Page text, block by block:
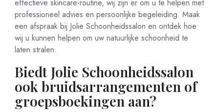
effectieve skincare-routine, wij zijn er om u te helpen met
professioneel advies en persoonlijke begeleiding. Maak
een afspraak bij Jolie Schoonheidssalon en ontdek hoe
wij u kunnen helpen om uw natuurlijke schoonheid te
laten stralen.
Biedt Jolie Schoonheidssalon
ook bruidsarrangementen of
groepsboekingen aan?